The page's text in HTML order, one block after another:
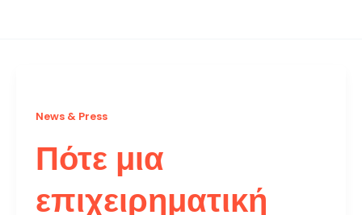
News & Press
Πότε μια
επιχειρηματική